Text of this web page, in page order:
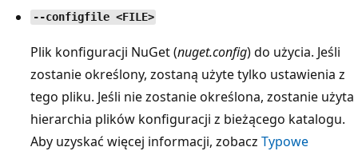
--configfile <FILE>
Plik konfiguracji NuGet (nuget.config) do użycia. Jeśli
zostanie określony, zostaną użyte tylko ustawienia z
tego pliku. Jeśli nie zostanie określona, zostanie użyta
hierarchia plików konfiguracji z bieżącego katalogu.
Aby uzyskać więcej informacji, zobacz Typowe